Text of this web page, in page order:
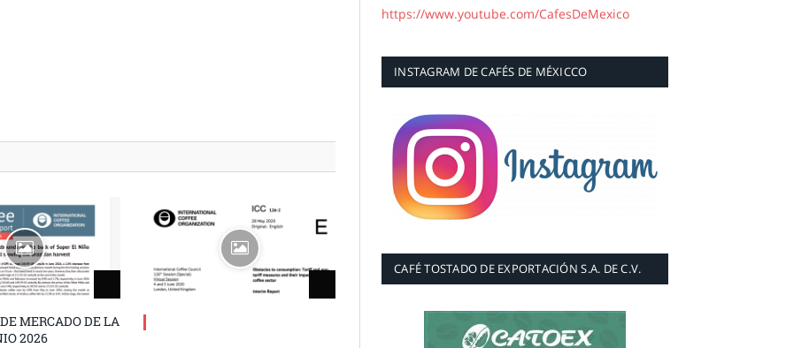
MERCADO DE LA
2026
https://www.youtube.com/CafesDeMexico
INSTAGRAM DE CAFÉS DE MÉXICCO
CAFÉ TOSTADO DE EXPORTACIÓN S.A. DE C.V.